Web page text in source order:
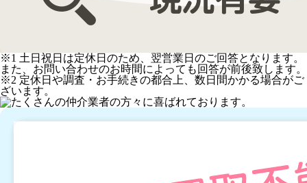
※1 土日祝日は定休日のため、翌営業日のご回答となります。
また、お問い合わせのお時間によっても回答が前後致します。
※2 定休日や調査・お手続きの都合上、数日間かかる場合がご
ざいます。